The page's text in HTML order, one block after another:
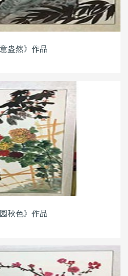
意盎然》作品
园秋色》作品